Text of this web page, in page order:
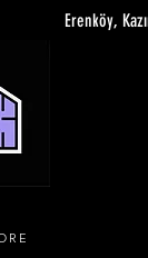
Erenköy,